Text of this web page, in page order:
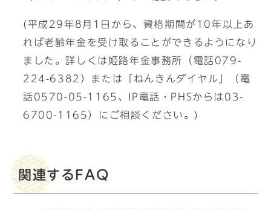
(平成29年8月1日から、資格期間が10年以上あ
れば老齢年金を受け取ることができるようになり
ました。詳しくは姫路年金事務所（電話079-
224-6382）または「ねんきんダイヤル」（電
話0570-05-1165、IP電話・PHSからは03-
6700-1165）にご相談ください。)
関連するFAQ